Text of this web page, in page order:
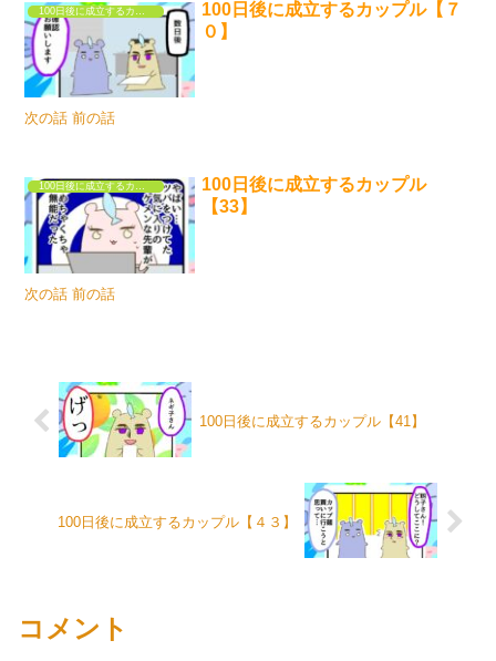
100日後に成立するカップル【７
０】
次の話 前の話
100日後に成立するカップル
100日後に成立するカップル
【33】
次の話 前の話
100日後に成立するカップル【41】
100日後に成立するカップル【４３】
コメント